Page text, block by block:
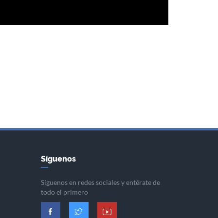
Síguenos
Síguenos en redes sociales y entérate de
todo el primero